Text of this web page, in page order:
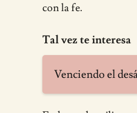
con la fe.
Tal vez te interesa
Venciendo el